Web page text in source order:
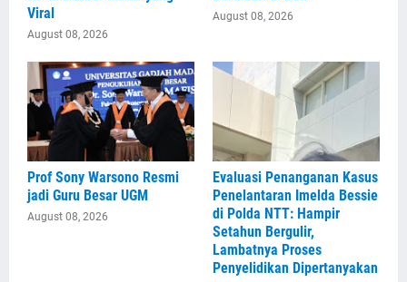
Viral
August 08, 2026
August 08, 2026
Prof Sony Warsono Resmi
jadi Guru Besar UGM
August 08, 2026
Evaluasi Penanganan Kasus
Penelantaran Imelda Bessie
di Polda NTT: Hampir
Setahun Bergulir,
Lambatnya Proses
Penyelidikan Dipertanyakan